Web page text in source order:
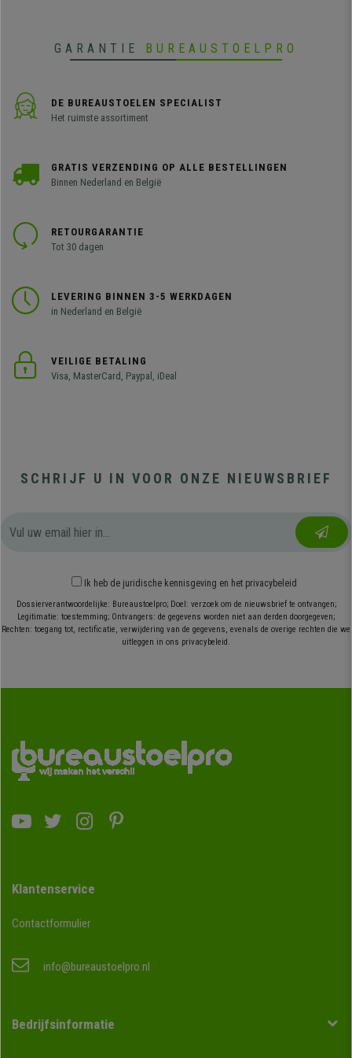
GARANTIE BUREAUSTOELPRO
DE BUREAUSTOELEN SPECIALIST
Het ruimste assortiment
GRATIS VERZENDING OP ALLE BESTELLINGEN
Binnen Nederland en België
RETOURGARANTIE
Tot 30 dagen
LEVERING BINNEN 3-5 WERKDAGEN
in Nederland en België
VEILIGE BETALING
Visa, MasterCard, Paypal, iDeal
SCHRIJF U IN VOOR ONZE NIEUWSBRIEF
Ik heb de juridische kennisgeving en het privacybeleid
Dossierverantwoordelijke: Bureaustoelpro; Doel: verzoek om de nieuwsbrief te ontvangen;
Legitimatie: toestemming; Ontvangers: de gegevens worden niet aan derden doorgegeven;
Rechten: toegang tot, rectificatie, verwijdering van de gegevens, evenals de overige rechten die we
uitleggen in ons privacybeleid.
Klantenservice
Contactformulier
info@bureaustoelpro.nl
Bedrijfsinformatie